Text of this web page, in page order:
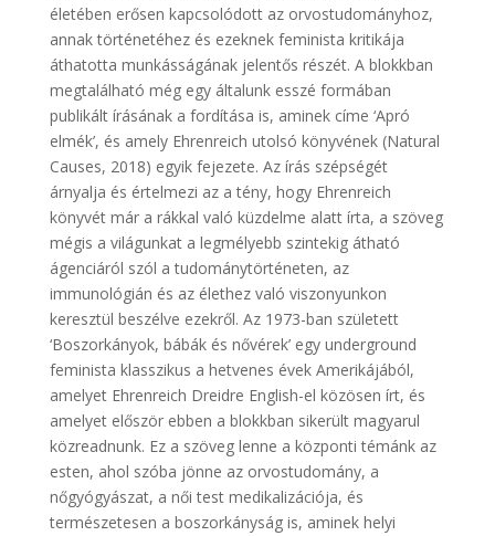
életében erősen kapcsolódott az orvostudományhoz,
annak történetéhez és ezeknek feminista kritikája
áthatotta munkásságának jelentős részét. A blokkban
megtalálható még egy általunk esszé formában
publikált írásának a fordítása is, aminek címe ‘Apró
elmék’, és amely Ehrenreich utolsó könyvének (Natural
Causes, 2018) egyik fejezete. Az írás szépségét
árnyalja és értelmezi az a tény, hogy Ehrenreich
könyvét már a rákkal való küzdelme alatt írta, a szöveg
mégis a világunkat a legmélyebb szintekig átható
ágenciáról szól a tudománytörténeten, az
immunológián és az élethez való viszonyunkon
keresztül beszélve ezekről. Az 1973-ban született
‘Boszorkányok, bábák és nővérek’ egy underground
feminista klasszikus a hetvenes évek Amerikájából,
amelyet Ehrenreich Dreidre English-el közösen írt, és
amelyet először ebben a blokkban sikerült magyarul
közreadnunk. Ez a szöveg lenne a központi témánk az
esten, ahol szóba jönne az orvostudomány, a
nőgyógyászat, a női test medikalizációja, és
természetesen a boszorkányság is, aminek helyi